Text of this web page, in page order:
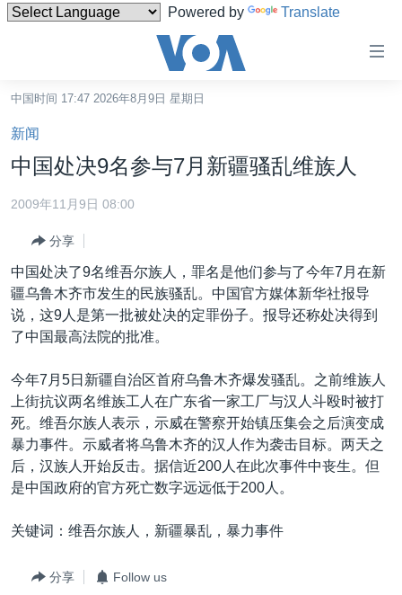
Powered by Translate
碍
链
接
转
跳
转
到
转
港澳
国际
最新国际新闻
印太
中东
欧洲
非洲
美洲
分类新闻
经济·金融·贸易
人权·法律·宗教
科教·文娱·体健
军事
劳工
美中关系
热点专题
白宫要闻
国会报道
美中关系
埃博拉疫情
美国之音专访
VOA视频
VOA今日焦点
中文广播
关注我们
中国时间 17:47 2026年8月9日 星期日
新闻
中国处决9名参与7月新疆骚乱维族人
2009年11月9日 08:00
分享
中国处决了9名维吾尔族人，罪名是他们参与了今年7月在新
疆乌鲁木齐市发生的民族骚乱。中国官方媒体新华社报导
说，这9人是第一批被处决的定罪份子。报导还称处决得到
了中国最高法院的批准。
今年7月5日新疆自治区首府乌鲁木齐爆发骚乱。之前维族人
上街抗议两名维族工人在广东省一家工厂与汉人斗殴时被打
死。维吾尔族人表示，示威在警察开始镇压集会之后演变成
暴力事件。示威者将乌鲁木齐的汉人作为袭击目标。两天之
后，汉族人开始反击。据信近200人在此次事件中丧生。但
是中国政府的官方死亡数字远远低于200人。
关键词：维吾尔族人，新疆暴乱，暴力事件
分享 Follow us